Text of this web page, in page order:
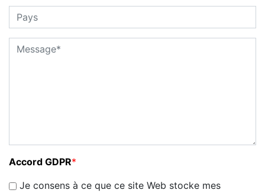
Accord GDPR*
Je consens à ce que ce site Web stocke mes